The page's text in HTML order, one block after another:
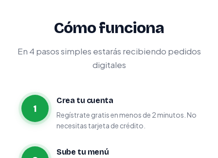
Cómo funciona
En 4 pasos simples estarás recibiendo pedidos
digitales
1
Crea tu cuenta
Regístrate gratis en menos de 2 minutos. No
necesitas tarjeta de crédito.
Sube tu menú